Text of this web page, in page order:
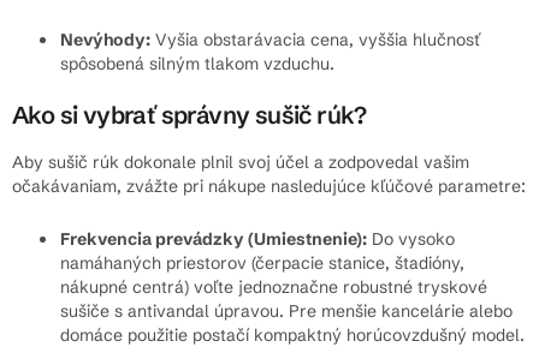
Nevýhody: Vyšia obstarávacia cena, vyššia hlučnosť
spôsobená silným tlakom vzduchu.
Ako si vybrať správny sušič rúk?
Aby sušič rúk dokonale plnil svoj účel a zodpovedal vašim
očakávaniam, zvážte pri nákupe nasledujúce kľúčové parametre:
Frekvencia prevádzky (Umiestnenie): Do vysoko
namáhaných priestorov (čerpacie stanice, štadióny,
nákupné centrá) voľte jednoznačne robustné tryskové
sušiče s antivandal úpravou. Pre menšie kancelárie alebo
domáce použitie postačí kompaktný horúcovzdušný model.